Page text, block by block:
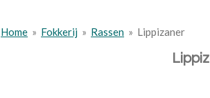
Home » Fokkerij » Rassen » Lippizaner